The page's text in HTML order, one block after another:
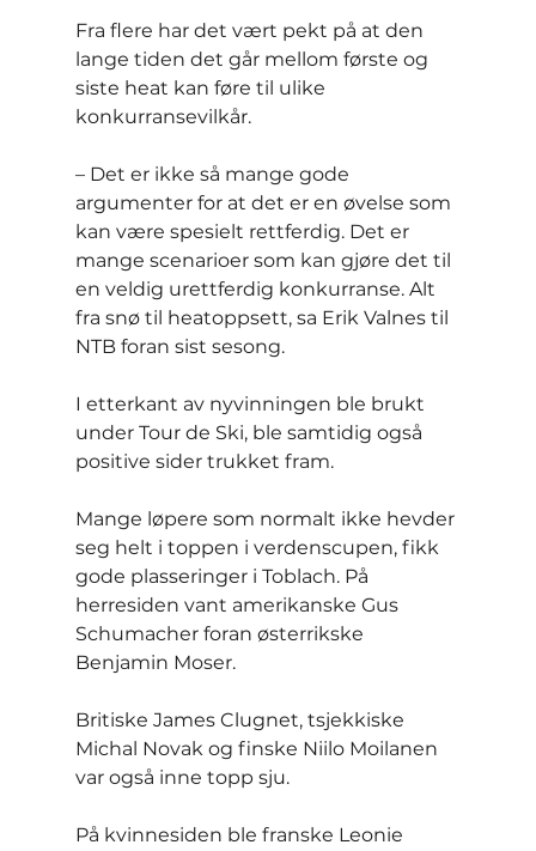
Fra flere har det vært pekt på at den
lange tiden det går mellom første og
siste heat kan føre til ulike
konkurransevilkår.
– Det er ikke så mange gode
argumenter for at det er en øvelse som
kan være spesielt rettferdig. Det er
mange scenarioer som kan gjøre det til
en veldig urettferdig konkurranse. Alt
fra snø til heatoppsett, sa Erik Valnes til
NTB foran sist sesong.
I etterkant av nyvinningen ble brukt
under Tour de Ski, ble samtidig også
positive sider trukket fram.
Mange løpere som normalt ikke hevder
seg helt i toppen i verdenscupen, fikk
gode plasseringer i Toblach. På
herresiden vant amerikanske Gus
Schumacher foran østerrikske
Benjamin Moser.
Britiske James Clugnet, tsjekkiske
Michal Novak og finske Niilo Moilanen
var også inne topp sju.
På kvinnesiden ble franske Leonie